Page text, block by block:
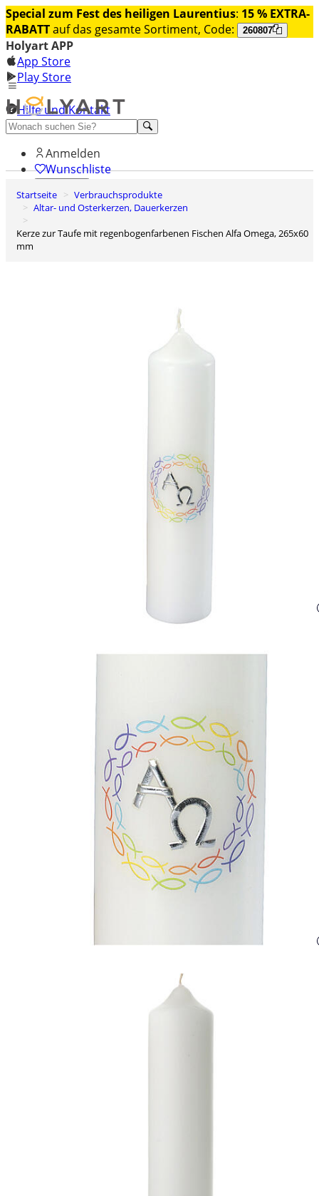
Special zum Fest des heiligen Laurentius: 15 % EXTRA-
RABATTauf das gesamte Sortiment, Code: 260807
Holyart APP
App Store
Play Store
Hilfe und Kontakt
Entdecken Sie Premium
Anmelden
Wunschliste
0
Warenkorb
Startseite
Verbrauchsprodukte
Altar- und Osterkerzen, Dauerkerzen
Kerze zur Taufe mit regenbogenfarbenen Fischen Alfa Omega, 265x60
mm